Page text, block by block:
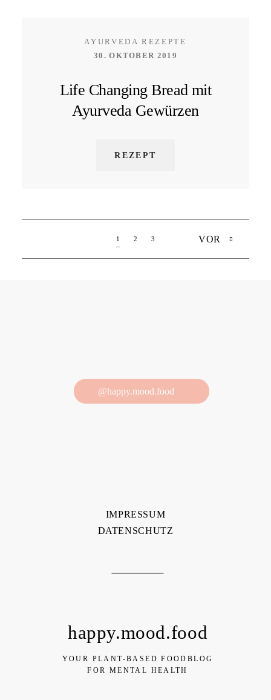
AYURVEDA REZEPTE
30. OKTOBER 2019
Life Changing Bread mit
Ayurveda Gewürzen
REZEPT
1 2 3 VOR
@happy.mood.food
happy.mood.food
IMPRESSUM
DATENSCHUTZ
YOUR PLANT-BASED FOODBLOG
FOR MENTAL HEALTH